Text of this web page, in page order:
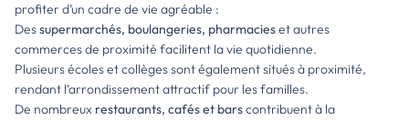
profiter d’un cadre de vie agréable :
Dessupermarchés, boulangeries, pharmacieset autres
commerces de proximité facilitent la vie quotidienne.
Plusieurs écoles et collèges sont également situés à proximité,
rendant l’arrondissement attractif pour les familles.
De nombreux restaurants, cafés et barscontribuent à la